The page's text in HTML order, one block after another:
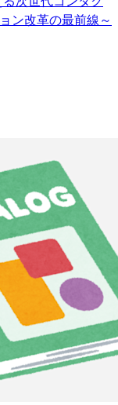
ン改革の最前線～